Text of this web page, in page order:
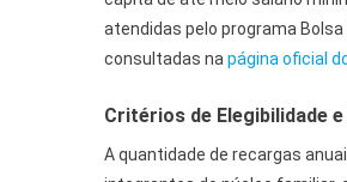
atendidas pelo programa
consultadas na página oficial
Critérios de Elegibilidade
A quantidade de recargas